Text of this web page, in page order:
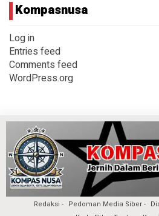
Kompasnusa
Log in
Entries feed
Comments feed
WordPress.org
Redaksi Pedoman Media Siber